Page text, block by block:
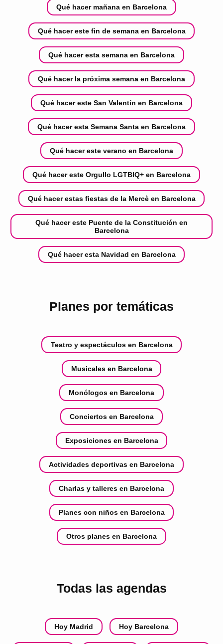
Qué hacer mañana en Barcelona
Qué hacer este fin de semana en Barcelona
Qué hacer esta semana en Barcelona
Qué hacer la próxima semana en Barcelona
Qué hacer este San Valentín en Barcelona
Qué hacer esta Semana Santa en Barcelona
Qué hacer este verano en Barcelona
Qué hacer este Orgullo LGTBIQ+ en Barcelona
Qué hacer estas fiestas de la Mercè en Barcelona
Qué hacer este Puente de la Constitución en
Barcelona
Qué hacer esta Navidad en Barcelona
Planes por temáticas
Teatro y espectáculos en Barcelona
Musicales en Barcelona
Monólogos en Barcelona
Conciertos en Barcelona
Exposiciones en Barcelona
Actividades deportivas en Barcelona
Charlas y talleres en Barcelona
Planes con niños en Barcelona
Otros planes en Barcelona
Todas las agendas
Hoy Madrid Hoy Barcelona